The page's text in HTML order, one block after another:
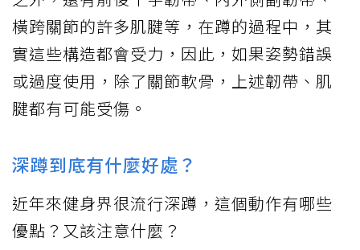
橫跨關節的許多肌腱等，在蹲的過程中，其
實這些構造都會受力，因此，如果姿勢錯誤
或過度使用，除了關節軟骨，上述韌帶、肌
腱都有可能受傷。
深蹲到底有什麼好處？
近年來健身界很流行深蹲，這個動作有哪些
優點？又該注意什麼？